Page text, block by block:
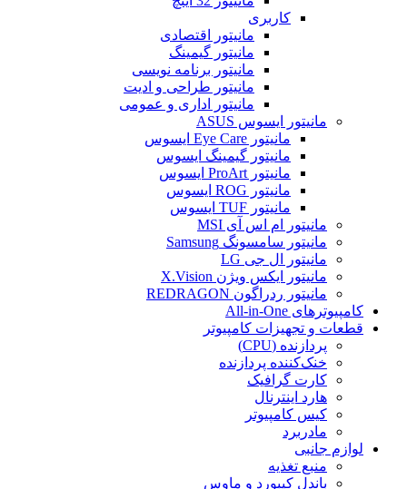
کاربری
مانیتور اقتصادی
مانیتور گیمینگ
مانیتور برنامه نویسی
مانیتور طراحی و ادیت
مانیتور اداری و عمومی
مانیتور ایسوس ASUS
مانیتور Eye Care ایسوس
مانیتور گیمینگ ایسوس
مانیتور ProArt ایسوس
مانیتور ROG ایسوس
مانیتور TUF ایسوس
مانیتور ام اس آی MSI
مانیتور سامسونگ Samsung
مانیتور ال جی LG
مانیتور ایکس ویژن X.Vision
مانیتور ردراگون REDRAGON
کامپیوترهای All-in-One
قطعات و تجهیزات کامپیوتر
پردازنده (CPU)
خنک‌کننده پردازنده
کارت گرافیک
هارد اینترنال
کیس کامپیوتر
مادربرد
لوازم جانبی
منبع تغذیه
باندل کیبورد و ماوس